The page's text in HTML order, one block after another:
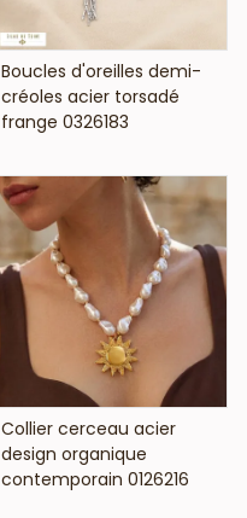
VOIR LE PRIX
Boucles d'oreilles demi-
créoles acier torsadé
frange 0326183
VOIR LE PRIX
Collier cerceau acier
design organique
contemporain 0126216